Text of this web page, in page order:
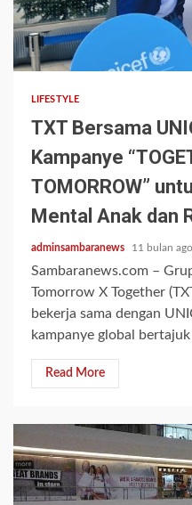
1 min read
LIFESTYLE
TXT Bersama
Kampanye
TOMORROW”
Mental Anak dan
adminsambaranews 11 bulan ago
Sambaranews.com –
Tomorrow X Together
bekerja sama dengan
kampanye global bertajuk
Read More